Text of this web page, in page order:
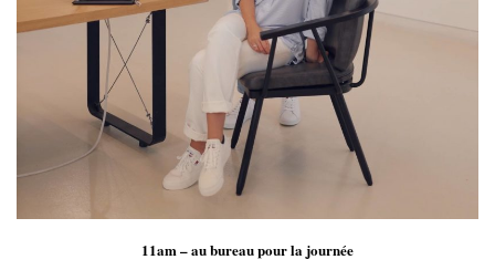
11am – au bureau pour la journée